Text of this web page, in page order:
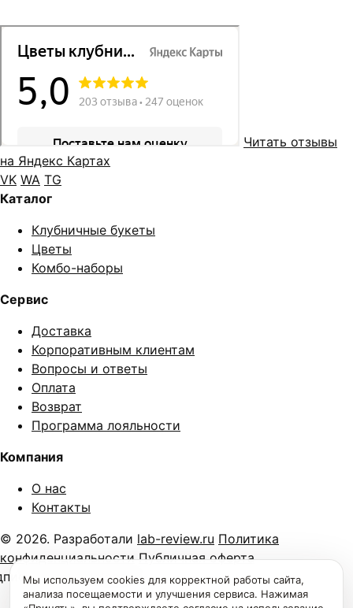
Читать отзывы
на Яндекс Картах
VK WA TG
Каталог
Клубничные букеты
Цветы
Комбо-наборы
Сервис
Доставка
Корпоративным клиентам
Вопросы и ответы
Оплата
Возврат
Программа лояльности
Компания
О нас
Контакты
© 2026. Разработали lab-review.ru Политика
конфиденциальности Публичная оферта
на нашtelegram-
Мы используем cookies для корректной работы сайта,
анализа посещаемости и улучшения сервиса. Нажимая